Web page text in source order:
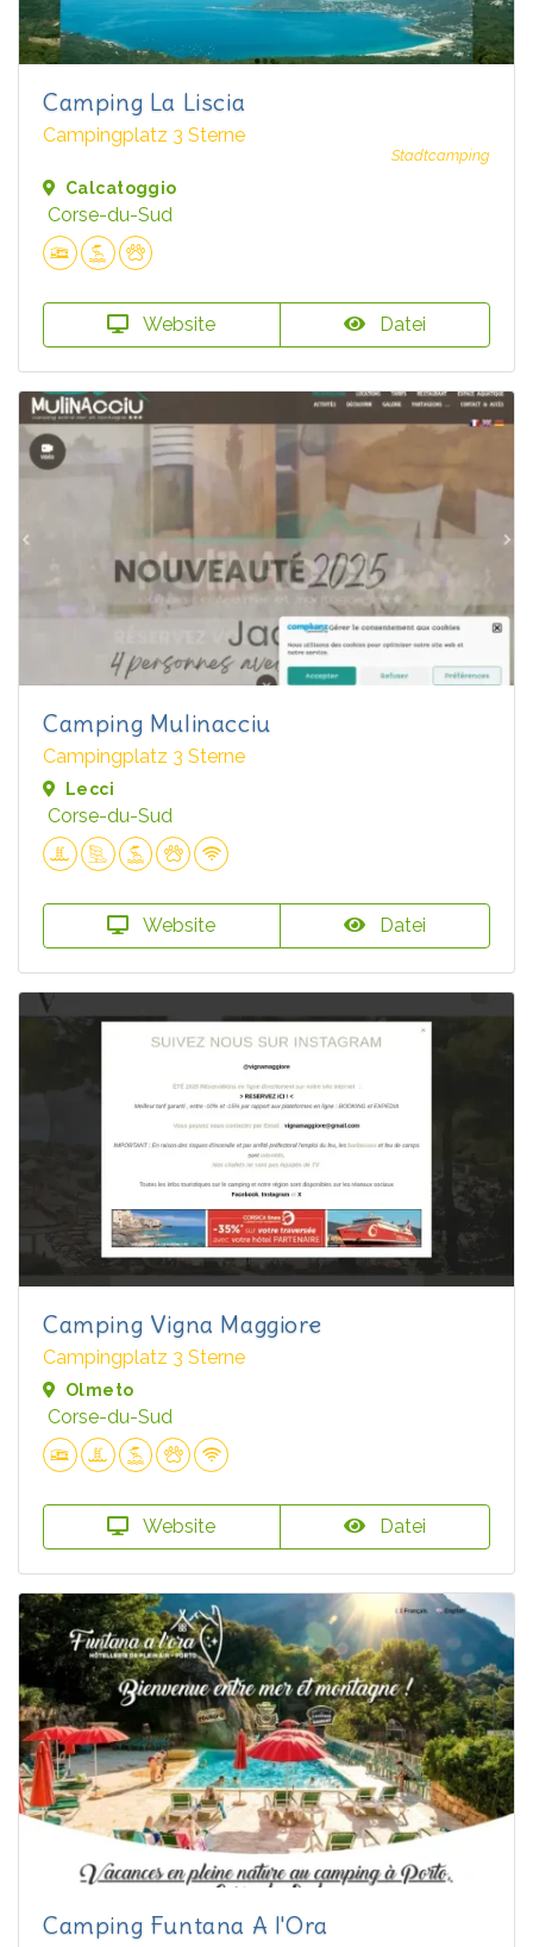
Camping La Liscia
Campingplatz 3 Sterne
Stadtcamping
Calcatoggio
Corse-du-Sud
Website Datei
Camping Mulinacciu
Campingplatz 3 Sterne
Lecci
Corse-du-Sud
Website Datei
Camping Vigna Maggiore
Campingplatz 3 Sterne
Olmeto
Corse-du-Sud
Website Datei
Camping Funtana A l'Ora